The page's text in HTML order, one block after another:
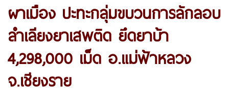
ผาเมือง ปะทะกลุ่มขบวนการลักลอบ
ลำเลียงยาเสพติด ยึดยาบ้า
4,298,000 เม็ด อ.แม่ฟ้าหลวง
จ.เชียงราย